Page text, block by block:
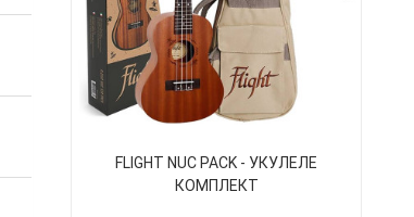
FLIGHT NUC PACK - УКУЛЕЛЕ
КОМПЛЕКТ